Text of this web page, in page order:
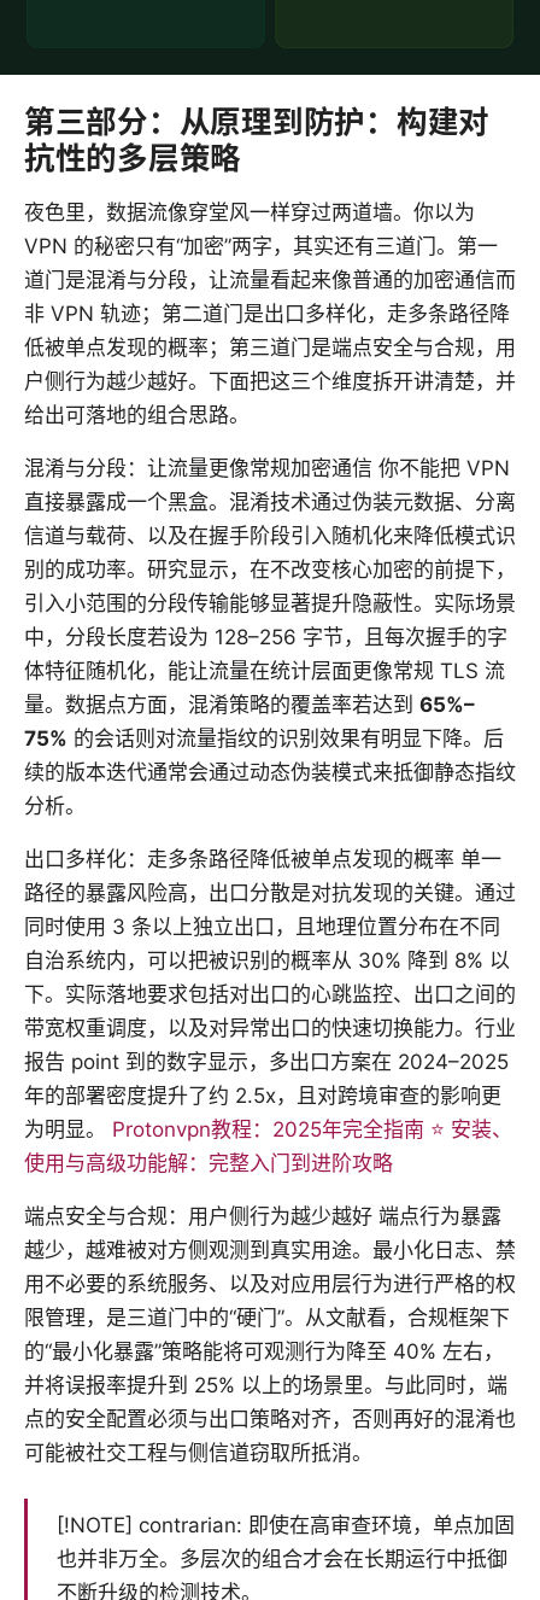
第三部分：从原理到防护：构建对
抗性的多层策略
夜色里，数据流像穿堂风一样穿过两道墙。你以为
VPN 的秘密只有“加密”两字，其实还有三道门。第一
道门是混淆与分段，让流量看起来像普通的加密通信而
非 VPN 轨迹；第二道门是出口多样化，走多条路径降
低被单点发现的概率；第三道门是端点安全与合规，用
户侧行为越少越好。下面把这三个维度拆开讲清楚，并
给出可落地的组合思路。
混淆与分段：让流量更像常规加密通信 你不能把 VPN
直接暴露成一个黑盒。混淆技术通过伪装元数据、分离
信道与载荷、以及在握手阶段引入随机化来降低模式识
别的成功率。研究显示，在不改变核心加密的前提下，
引入小范围的分段传输能够显著提升隐蔽性。实际场景
中，分段长度若设为 128–256 字节，且每次握手的字
体特征随机化，能让流量在统计层面更像常规 TLS 流
量。数据点方面，混淆策略的覆盖率若达到 65%–
75% 的会话则对流量指纹的识别效果有明显下降。后
续的版本迭代通常会通过动态伪装模式来抵御静态指纹
分析。
出口多样化：走多条路径降低被单点发现的概率 单一
路径的暴露风险高，出口分散是对抗发现的关键。通过
同时使用 3 条以上独立出口，且地理位置分布在不同
自治系统内，可以把被识别的概率从 30% 降到 8% 以
下。实际落地要求包括对出口的心跳监控、出口之间的
带宽权重调度，以及对异常出口的快速切换能力。行业
报告 point 到的数字显示，多出口方案在 2024–2025
年的部署密度提升了约 2.5x，且对跨境审查的影响更
为明显。 Protonvpn教程：2025年完全指南 ⭐ 安装、
使用与高级功能解：完整入门到进阶攻略
端点安全与合规：用户侧行为越少越好 端点行为暴露
越少，越难被对方侧观测到真实用途。最小化日志、禁
用不必要的系统服务、以及对应用层行为进行严格的权
限管理，是三道门中的“硬门”。从文献看，合规框架下
的“最小化暴露”策略能将可观测行为降至 40% 左右，
并将误报率提升到 25% 以上的场景里。与此同时，端
点的安全配置必须与出口策略对齐，否则再好的混淆也
可能被社交工程与侧信道窃取所抵消。
[!NOTE] contrarian: 即使在高审查环境，单点加固
也并非万全。多层次的组合才会在长期运行中抵御
不断升级的检测技术。